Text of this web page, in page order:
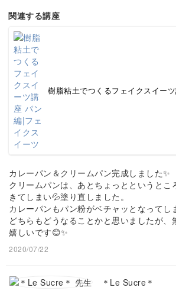
関連する講座
樹脂粘土でつくるフェイクスイー
カレーパン＆クリームパン完成しました✨
クリームパンは、あとちょっとというとこ
きてしまい💦塗り直しました。
カレーパンもパン粉がベチャッとなってし
どちらもどうなることかと思いましたが、
嬉しいです😊✨
2020/07/22
＊Le Sucre＊